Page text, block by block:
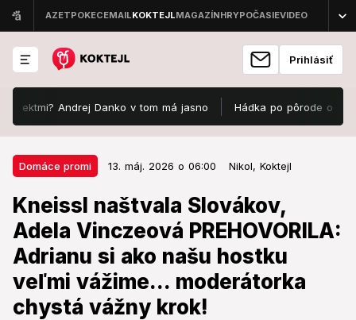
Prihlásiť
Andrej Danko v tom má jasno Hádka po pôrode odhalila 5
Domáce promi 13. máj. 2026 o 06:00 Nikol, Koktejl
Kneissl naštvala Slovákov,
Adela Vinczeová PREHOVORILA:
Adrianu si ako našu hostku
veľmi vážime... moderátorka
chystá vážny krok!
Domáce promi 13. máj. 2026 o 06:00
Kneissl naštvala Slovákov, Adela
Vinczeová PREHOVORILA: Adrianu
si ako našu hostku veľmi vážime...
moderátorka chystá vážny krok!
Moderátorka musela zasiahnuť.